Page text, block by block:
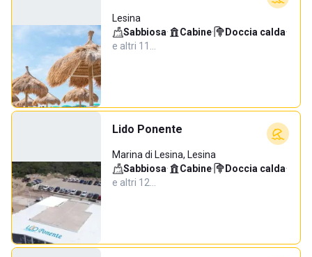
Lesina
Sabbiosa· Cabine· Doccia calda·
e altri 11…
Lido Ponente
Marina di Lesina, Lesina
Sabbiosa· Cabine· Doccia calda·
e altri 12…